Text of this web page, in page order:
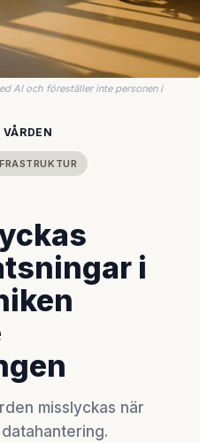
AI och föreställer inte personen i
i
misslyckas när